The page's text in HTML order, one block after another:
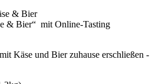
& Bier“ mit Online-Tasting
Käse und Bier zuhause erschließen -